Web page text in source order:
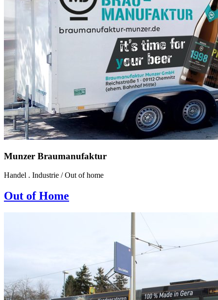
Munzer Braumanufaktur
Handel . Industrie /Out of home
Out of Home